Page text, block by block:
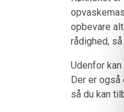
opbevare
rådighed,
Udenfor
Der er også
så du kan